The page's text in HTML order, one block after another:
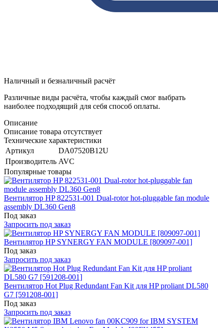
Наличный и безналичный расчёт
Различные виды расчёта, чтобы каждый смог выбрать
наиболее подходящий для себя способ оплаты.
Описание
Описание товара отсутствует
Технические характеристики
Артикул
DA07520B12U
Производитель AVC
Популярные товары
Вентилятор HP 822531-001 Dual-rotor hot-pluggable fan module
assembly DL360 Gen8
Под заказ
Запросить под заказ
Вентилятор HP SYNERGY FAN MODULE [809097-001]
Под заказ
Запросить под заказ
Вентилятор Hot Plug Redundant Fan Kit для HP proliant DL580
G7 [591208-001]
Под заказ
Запросить под заказ